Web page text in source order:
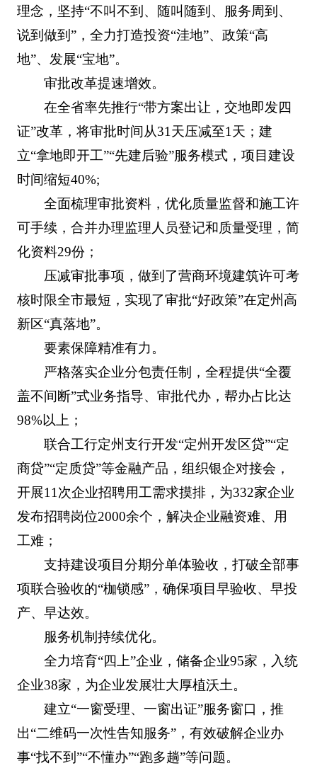
理念，坚持“不叫不到、随叫随到、服务周到、
说到做到”，全力打造投资“洼地”、政策“高
地”、发展“宝地”。
审批改革提速增效。
在全省率先推行“带方案出让，交地即发四
证”改革，将审批时间从31天压减至1天；建
立“拿地即开工”“先建后验”服务模式，项目建设
时间缩短40%;
全面梳理审批资料，优化质量监督和施工许
可手续，合并办理监理人员登记和质量受理，简
化资料29份；
压减审批事项，做到了营商环境建筑许可考
核时限全市最短，实现了审批“好政策”在定州高
新区“真落地”。
要素保障精准有力。
严格落实企业分包责任制，全程提供“全覆
盖不间断”式业务指导、审批代办，帮办占比达
98%以上；
联合工行定州支行开发“定州开发区贷”“定
商贷”“定质贷”等金融产品，组织银企对接会，
开展11次企业招聘用工需求摸排，为332家企业
发布招聘岗位2000余个，解决企业融资难、用
工难；
支持建设项目分期分单体验收，打破全部事
项联合验收的“枷锁感”，确保项目早验收、早投
产、早达效。
服务机制持续优化。
全力培育“四上”企业，储备企业95家，入统
企业38家，为企业发展壮大厚植沃土。
建立“一窗受理、一窗出证”服务窗口，推
出“二维码一次性告知服务”，有效破解企业办
事“找不到”“不懂办”“跑多趟”等问题。